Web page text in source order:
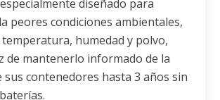
diseñado para
peores condiciones ambientales,
humedad y polvo,
de mantenerlo informado de la
sus contenedores hasta 3 años sin